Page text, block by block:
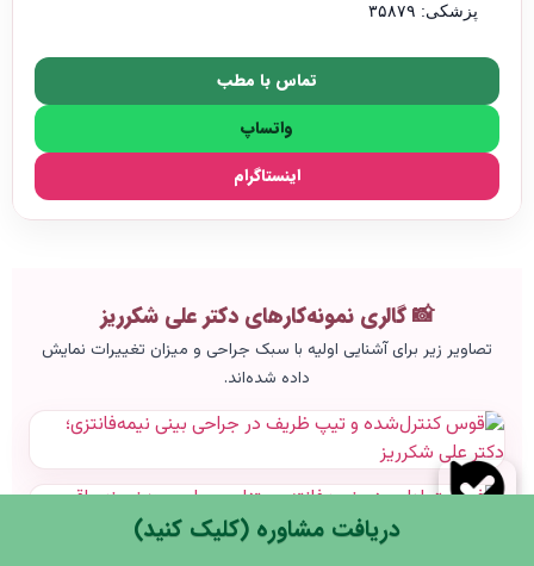
پزشکی: ۳۵۸۷۹
تماس با مطب
واتساپ
اینستاگرام
📸 گالری نمونه‌کارهای دکتر علی شکرریز
تصاویر زیر برای آشنایی اولیه با سبک جراحی و میزان تغییرات نمایش
داده شده‌اند.
دریافت مشاوره (کلیک کنید)